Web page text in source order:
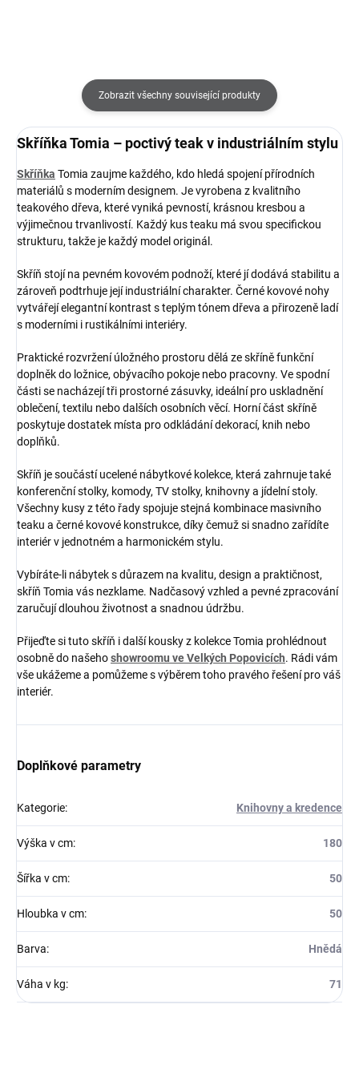
Zobrazit všechny související produkty
Skříňka Tomia – poctivý teak v industriálním stylu
Skříňka Tomia zaujme každého, kdo hledá spojení přírodních
materiálů s moderním designem. Je vyrobena z kvalitního
teakového dřeva, které vyniká pevností, krásnou kresbou a
výjimečnou trvanlivostí. Každý kus teaku má svou specifickou
strukturu, takže je každý model originál.
Skříň stojí na pevném kovovém podnoží, které jí dodává stabilitu a
zároveň podtrhuje její industriální charakter. Černé kovové nohy
vytvářejí elegantní kontrast s teplým tónem dřeva a přirozeně ladí
s moderními i rustikálními interiéry.
Praktické rozvržení úložného prostoru dělá ze skříně funkční
doplněk do ložnice, obývacího pokoje nebo pracovny. Ve spodní
části se nacházejí tři prostorné zásuvky, ideální pro uskladnění
oblečení, textilu nebo dalších osobních věcí. Horní část skříně
poskytuje dostatek místa pro odkládání dekorací, knih nebo
doplňků.
Skříň je součástí ucelené nábytkové kolekce, která zahrnuje také
konferenční stolky, komody, TV stolky, knihovny a jídelní stoly.
Všechny kusy z této řady spojuje stejná kombinace masivního
teaku a černé kovové konstrukce, díky čemuž si snadno zařídíte
interiér v jednotném a harmonickém stylu.
Vybíráte-li nábytek s důrazem na kvalitu, design a praktičnost,
skříň Tomia vás nezklame. Nadčasový vzhled a pevné zpracování
zaručují dlouhou životnost a snadnou údržbu.
Přijeďte si tuto skříň i další kousky z kolekce Tomia prohlédnout
osobně do našehoshowroomu ve Velkých Popovicích. Rádi vám
vše ukážeme a pomůžeme s výběrem toho pravého řešení pro váš
interiér.
Doplňkové parametry
Kategorie: Knihovny a kredence
Výška v cm: 180
Šířka v cm: 50
Hloubka v cm: 50
Barva: Hnědá
Váha v kg: 71